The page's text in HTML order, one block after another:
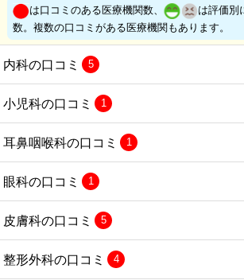
は口コミのある医療機関数、
は評価別
数。複数の口コミがある医療機関もあります。
内科の口コミ 5
小児科の口コミ 1
耳鼻咽喉科の口コミ 1
眼科の口コミ 1
皮膚科の口コミ 5
整形外科の口コミ 4